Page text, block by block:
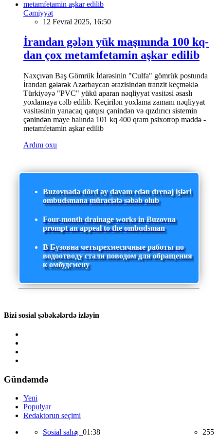
Cəmiyyət
12 Fevral 2025, 16:50
İrandan gələn yük maşınında 100 kq-
dan çox metamfetamin aşkar edilib
Naxçıvan Baş Gömrük İdarəsinin "Culfa" gömrük postunda
İrandan gələrək Azərbaycan ərazisindən tranzit keçməklə
Türkiyəyə "PVC" yükü aparan nəqliyyat vasitəsi əsaslı
yoxlamaya cəlb edilib. Keçirilən yoxlama zamanı nəqliyyat
vasitəsinin yanacaq qatqısı çənindən və qızdırıcı sistemin
çənindən maye halında 101 kq 400 qram psixotrop maddə -
metamfetamin aşkar edilib
Ardını oxu
Buzovnada dörd ay davam edən drenaj işləri
ombudsmana müraciətə səbəb olub
Four-month drainage works in Buzovna
prompt an appeal to the ombudsman
В Бузовна четырехмесячные работы по
водоотводу стали поводом для обращения
к омбудсмену
Bizi sosial şəbəkələrdə izləyin
Gündəmdə
Yeni
Populyar
Redaktorun seçimi
Sosial sahə, 01:38 255